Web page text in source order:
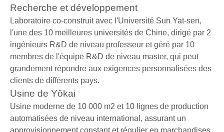
Recherche et développement
Laboratoire co-construit avec l'Université Sun Yat-sen,
l'une des 10 meilleures universités de Chine, dirigé par 2
ingénieurs R&D de niveau professeur et géré par 10
membres de l'équipe R&D de niveau master, qui peut
grandement répondre aux exigences personnalisées des
clients de différents pays.
Usine de Yôkai
Usine moderne de 10 000 m2 et 10 lignes de production
automatisées de niveau international, assurant un
approvisionnement constant et régulier en marchandises.